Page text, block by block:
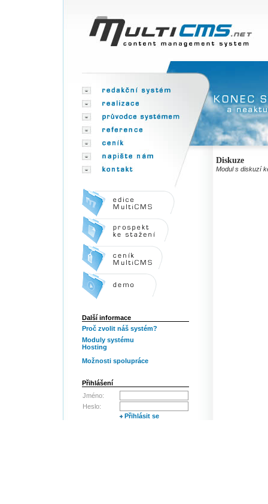
Další informace
Proč zvolit náš systém?
Moduly systému
Hosting
Možnosti spolupráce
Přihlášení
Jméno:
Heslo:
Přihlásit se
Diskuze
Modul s diskuzí